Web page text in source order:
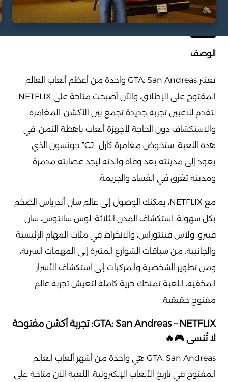
الوصف
تعتبر GTA: San Andreas واحدة من أعظم ألعاب العالم
المفتوح على الإطلاق، والآن أصبحت متاحة على NETFLIX
لتقدم للاعبين تجربة جديدة تجمع بين الأكشن، المغامرة،
والاستكشاف دون الحاجة لأجهزة ألعاب باهظة الثمن. في
هذه اللعبة، ستخوض مغامرة كارل “CJ” جونسون الذي
يعود إلى مدينته بعد وفاة والدته ليجد عصابته مدمرة
ومدينة تغرق في الفساد والجريمة.
مع NETFLIX، يمكنك الوصول إلى عالم سان أندرياس الضخم
بكل سهولة، استكشاف المدن الثلاثة: لوس سانتوس، سان
فييرو، ولاس فينتوراس، والانخراط في مئات المهام الرئيسية
والجانبية. من سباقات الشوارع المثيرة إلى المهمات السرية،
ومن تطوير الشخصية والمركبات إلى استكشاف الأسرار
المخفية، اللعبة تمنحك حرية كاملة لتعيش تجربة عالم
مفتوح حقيقية.
GTA: San Andreas – NETFLIX: تجربة أكشن مفتوحة
لا تُنسى 🎮🔥
GTA: San Andreas هي واحدة من أشهر ألعاب العالم
المفتوح في تاريخ الألعاب الإلكترونية. اللعبة الآن متاحة على